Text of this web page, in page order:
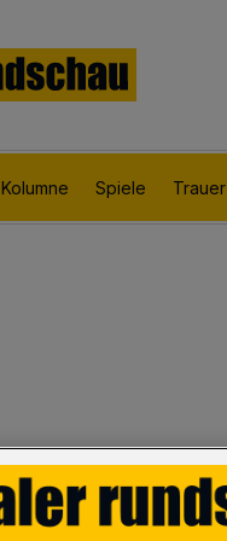
Kolumne Spiele Trauer